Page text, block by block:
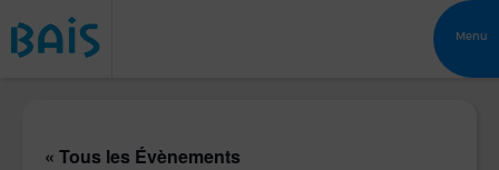
Menu
« Tous les Évènements